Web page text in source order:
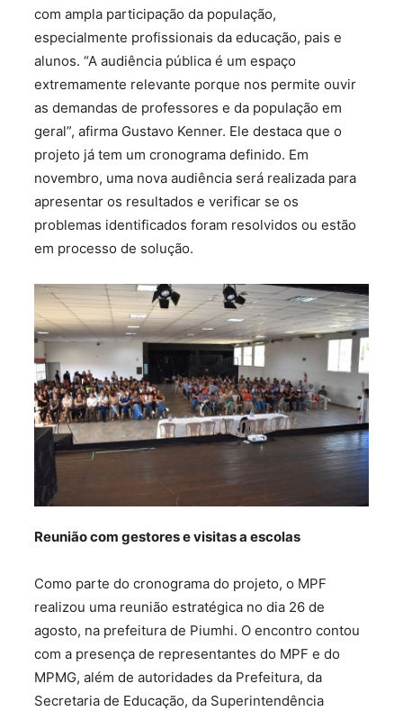
com ampla participação da população,
especialmente profissionais da educação, pais e
alunos. “A audiência pública é um espaço
extremamente relevante porque nos permite ouvir
as demandas de professores e da população em
geral”, afirma Gustavo Kenner. Ele destaca que o
projeto já tem um cronograma definido. Em
novembro, uma nova audiência será realizada para
apresentar os resultados e verificar se os
problemas identificados foram resolvidos ou estão
em processo de solução.
Reunião com gestores e visitas a escolas
Como parte do cronograma do projeto, o MPF
realizou uma reunião estratégica no dia 26 de
agosto, na prefeitura de Piumhi. O encontro contou
com a presença de representantes do MPF e do
MPMG, além de autoridades da Prefeitura, da
Secretaria de Educação, da Superintendência